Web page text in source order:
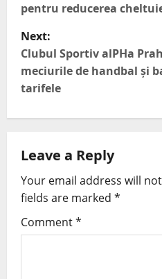
pentru reducerea
Next:
Clubul Sportiv alPHa
meciurile de handbal și
tarifele
Leave a Reply
Your email address will
fields are marked *
Comment*